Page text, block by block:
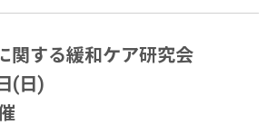
関する緩和ケア研究会
(日)